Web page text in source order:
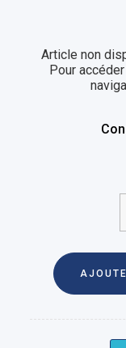
Article non
Pour